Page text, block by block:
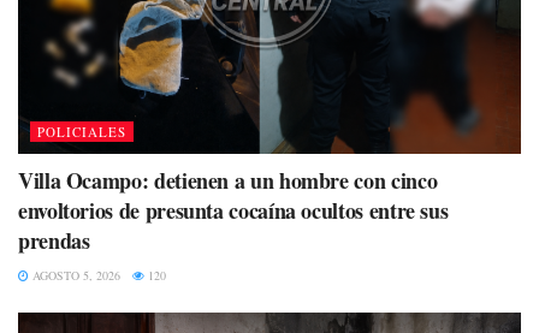
POLICIALES
Villa Ocampo: detienen a un hombre con cinco
envoltorios de presunta cocaína ocultos entre sus
prendas
AGOSTO 5, 2026 120